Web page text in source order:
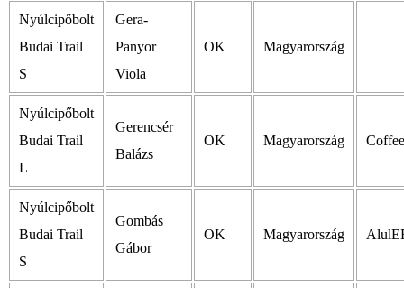
Nyúlcipőbolt
Budai Trail
S
Gera-
Panyor
Viola
OK Magyarország
Nyúlcipőbolt
Budai Trail
L
Gerencsér
Balázs
OK Magyarország
Nyúlcipőbolt
Budai Trail
S
Gombás
Gábor
OK Magyarország